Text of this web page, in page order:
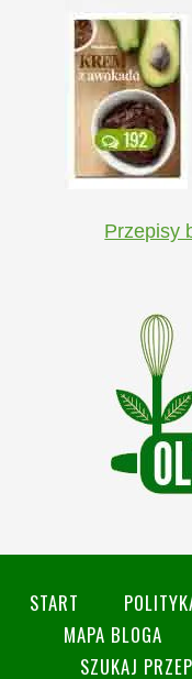
Przepisy
START
MAPA BLOGA
SZUKAJ